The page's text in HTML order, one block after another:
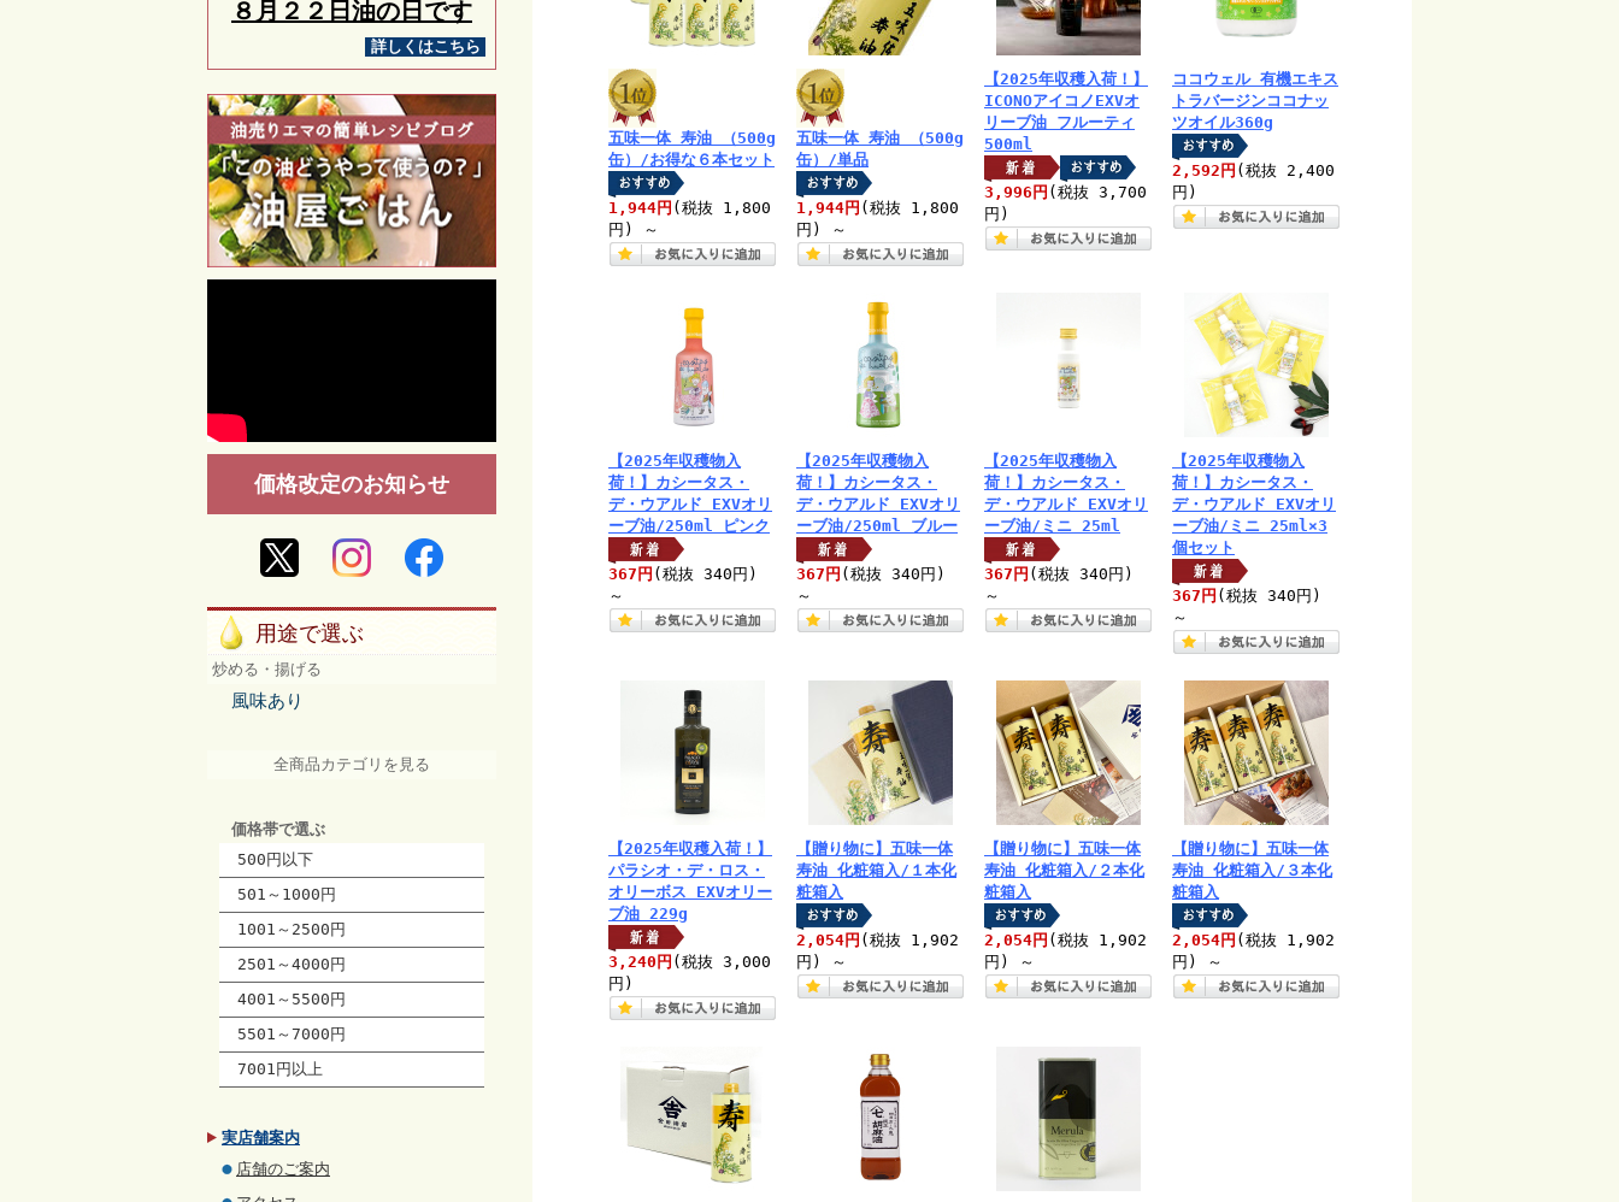
８月２２日油の日です
詳しくはこちら
価格改定のお知らせ
用途で選ぶ
炒める・揚げる
風味あり
全商品カテゴリを見る
価格帯で選ぶ
500円以下
501～1000円
1001～2500円
2501～4000円
4001～5500円
5501～7000円
7001円以上
実店舗案内
店舗のご案内
五味一体 寿油 （500g
缶）/お得な６本セット
1,944円 (税抜 1,800
円)
～
五味一体 寿油 （500g
缶）/単品
1,944円 (税抜 1,800
円)
～
【2025年収穫入荷！】
ICONOアイコノEXVオ
リーブ油 フルーティ
500ml
3,996円 (税抜 3,700
円)
ココウェル 有機エキス
トラバージンココナッ
ツオイル360g
2,592円 (税抜 2,400
円)
【2025年収穫物入
荷！】カシータス・
デ・ウアルド EXVオリ
ーブ油/250ml ピンク
367円 (税抜 340円)
～
【2025年収穫物入
荷！】カシータス・
デ・ウアルド EXVオリ
ーブ油/250ml ブルー
367円 (税抜 340円)
～
【2025年収穫物入
荷！】カシータス・
デ・ウアルド EXVオリ
ーブ油/ミニ 25ml
367円 (税抜 340円)
～
【2025年収穫物入
荷！】カシータス・
デ・ウアルド EXVオリ
ーブ油/ミニ 25ml×3
個セット
367円 (税抜 340円)
～
【2025年収穫入荷！】
パラシオ・デ・ロス・
オリーボス EXVオリー
ブ油 229g
3,240円 (税抜 3,000
円)
【贈り物に】五味一体
寿油 化粧箱入/１本化
粧箱入
2,054円 (税抜 1,902
円)
～
【贈り物に】五味一体
寿油 化粧箱入/２本化
粧箱入
2,054円 (税抜 1,902
円)
～
【贈り物に】五味一体
寿油 化粧箱入/３本化
粧箱入
2,054円 (税抜 1,902
円)
～